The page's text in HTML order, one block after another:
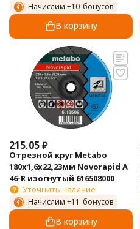
Начислим +10 бонусов
В корзину
215,05₽
Отрезной круг Metabo
180х1,6х22,23мм Novorapid А
46-R изогнутый 616508000
Уточнить наличие
Начислим +11 бонусов
В корзину